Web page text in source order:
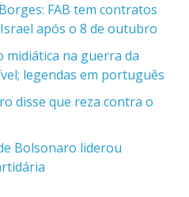
FAB tem contratos
após o 8 de outubro
midiática na guerra da
legendas em português
disse que reza contra o
Bolsonaro liderou